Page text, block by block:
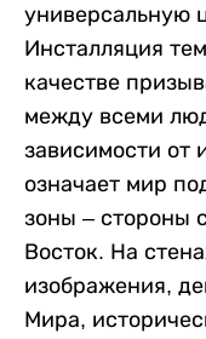
универсальную
Инсталляция
качестве
между всеми
зависимости от
означает мир
зоны – стороны
Восток. На
изображения,
Мира,